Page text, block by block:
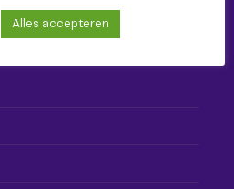
Alles accepteren